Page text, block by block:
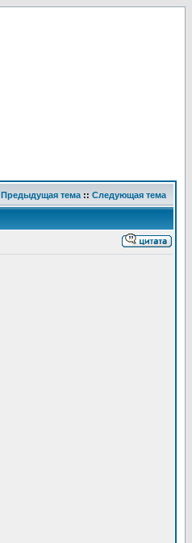
Предыдущая тема :: Следующая тема